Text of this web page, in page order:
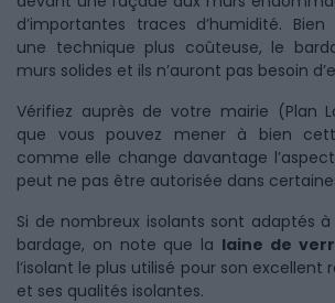
d’importantes traces d’humidité.
une technique plus coûteuse, le
murs solides et ils n’auront pas besoin
Vérifiez auprès de votre mairie (Plan
que vous pouvez mener à bien
comme elle change davantage
peut ne pas être autorisée dans
Si de nombreux isolants sont adaptés
bardage, on note que la laine de
l’isolant le plus utilisé pour son
et ses qualités isolantes.